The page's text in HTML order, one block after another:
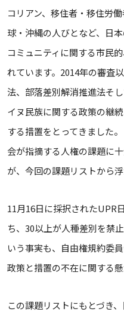
コリアン、移住者・移住労
球・沖縄の人びとなど、日
コミュニティに関する市民
れています。2014年の審査
法、部落差別解消推進法そ
イヌ民族に関する政策の継
する措置をとってきました
会が指摘する人権の課題に
が、今回の課題リストから
11月16日に採択されたUPR
ち、30以上が人種差別を禁
いう事実も、自由権規約委
政策と措置の不在に関する
この課題リストにもとづき